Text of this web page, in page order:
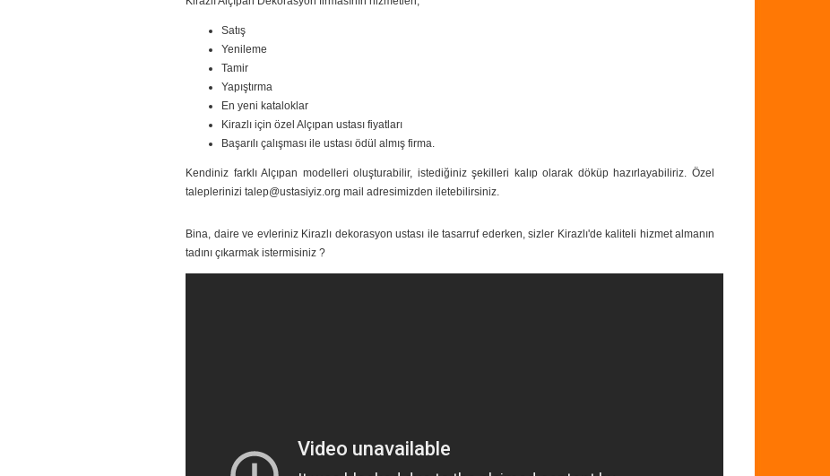
Satış
Yenileme
Tamir
Yapıştırma
En yeni kataloklar
Kirazlı için özel Alçıpan ustası fiyatları
Başarılı çalışması ile ustası ödül almış firma.
Kendiniz farklı Alçıpan modelleri oluşturabilir, istediğiniz şekilleri kalıp olarak döküp hazırlayabiliriz. Özel
taleplerinizi talep@ustasiyiz.org mail adresimizden iletebilirsiniz.
Bina, daire ve evleriniz Kirazlı dekorasyon ustası ile tasarruf ederken, sizler Kirazlı'de kaliteli hizmet almanın
tadını çıkarmak istermisiniz ?